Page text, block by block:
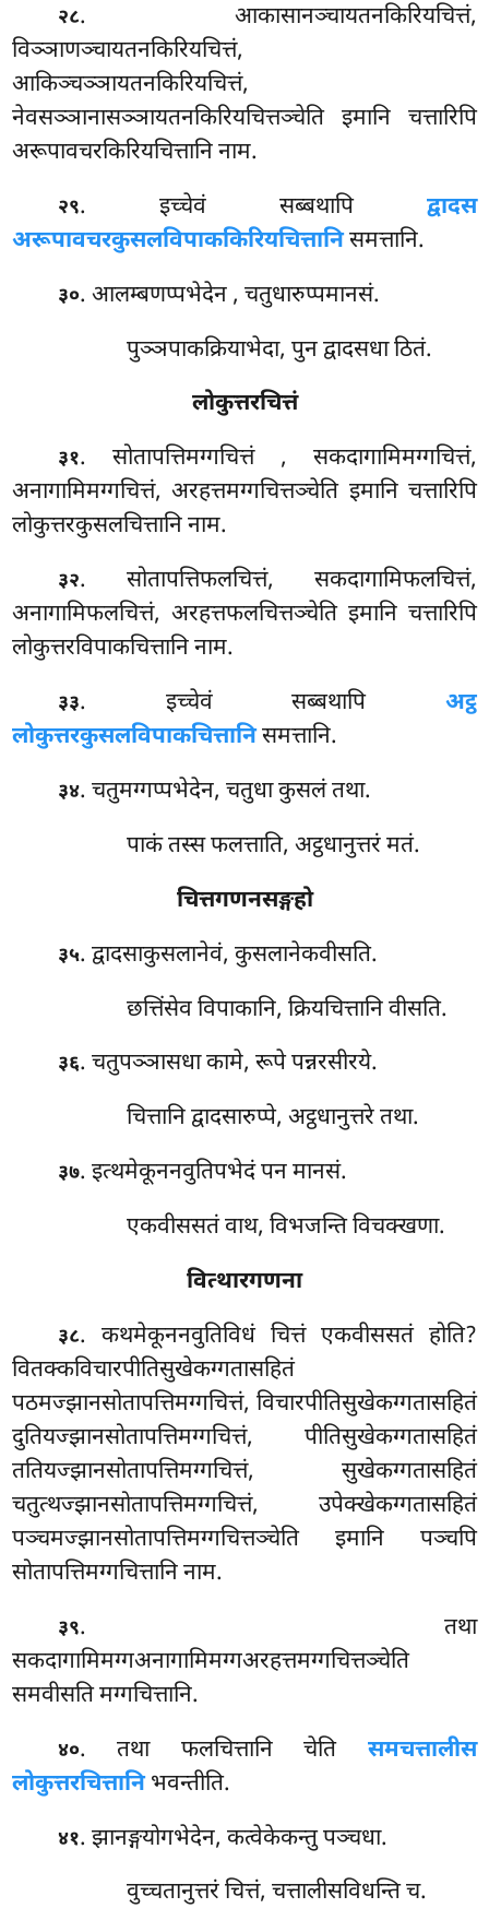
२८. आकासानञ्चायतनकिरियचित्तं,
विञ्ञाणञ्चायतनकिरियचित्तं,
आकिञ्चञ्ञायतनकिरियचित्तं,
नेवसञ्ञानासञ्ञायतनकिरियचित्तञ्चेति इमानि चत्तारिपि
अरूपावचरकिरियचित्तानि नाम.
२९. इच्चेवं सब्बथापि द्वादस
अरूपावचरकुसलविपाककिरियचित्तानिसमत्तानि.
३०. आलम्बणप्पभेदेन , चतुधारुप्पमानसं.
पुञ्ञपाकक्रियाभेदा, पुन द्वादसधा ठितं.
लोकुत्तरचित्तं
३१. सोतापत्तिमग्गचित्तं , सकदागामिमग्गचित्तं,
अनागामिमग्गचित्तं, अरहत्तमग्गचित्तञ्चेति इमानि चत्तारिपि
लोकुत्तरकुसलचित्तानि नाम.
३२. सोतापत्तिफलचित्तं, सकदागामिफलचित्तं,
अनागामिफलचित्तं, अरहत्तफलचित्तञ्चेति इमानि चत्तारिपि
लोकुत्तरविपाकचित्तानि नाम.
३३. इच्चेवं सब्बथापि अट्ठ
लोकुत्तरकुसलविपाकचित्तानिसमत्तानि.
३४. चतुमग्गप्पभेदेन, चतुधा कुसलं तथा.
पाकं तस्स फलत्ताति, अट्ठधानुत्तरं मतं.
चित्तगणनसङ्गहो
३५. द्वादसाकुसलानेवं, कुसलानेकवीसति.
छत्तिंसेव विपाकानि, क्रियचित्तानि वीसति.
३६. चतुपञ्ञासधा कामे, रूपे पन्नरसीरये.
चित्तानि द्वादसारुप्पे, अट्ठधानुत्तरे तथा.
३७. इत्थमेकूननवुतिपभेदं पन मानसं.
एकवीससतं वाथ, विभजन्ति विचक्खणा.
वित्थारगणना
३८. कथमेकूननवुतिविधं चित्तं एकवीससतं होति?
वितक्कविचारपीतिसुखेकग्गतासहितं
पठमज्झानसोतापत्तिमग्गचित्तं, विचारपीतिसुखेकग्गतासहितं
दुतियज्झानसोतापत्तिमग्गचित्तं, पीतिसुखेकग्गतासहितं
ततियज्झानसोतापत्तिमग्गचित्तं, सुखेकग्गतासहितं
चतुत्थज्झानसोतापत्तिमग्गचित्तं, उपेक्खेकग्गतासहितं
पञ्चमज्झानसोतापत्तिमग्गचित्तञ्चेति इमानि पञ्चपि
सोतापत्तिमग्गचित्तानि नाम.
३९. तथा
सकदागामिमग्गअनागामिमग्गअरहत्तमग्गचित्तञ्चेति
समवीसति मग्गचित्तानि.
४०. तथा फलचित्तानि चेति समचत्तालीस
लोकुत्तरचित्तानिभवन्तीति.
४१. झानङ्गयोगभेदेन, कत्वेकेकन्तु पञ्चधा.
वुच्चतानुत्तरं चित्तं, चत्तालीसविधन्ति च.